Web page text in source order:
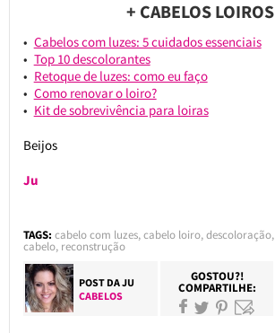
+ CABELOS LOIROS
Cabelos com luzes: 5 cuidados essenciais
Top 10 descolorantes
Retoque de luzes: como eu faço
Como renovar o loiro?
Kit de sobrevivência para loiras
Beijos
Ju
TAGS: cabelo com luzes,cabelo loiro,descoloração,
cabelo, reconstrução
POST DAJU
CABELOS
GOSTOU?!
COMPARTILHE: